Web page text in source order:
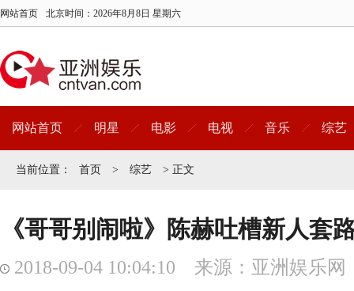
网站首页 北京时间： 2026年8月8日 星期六
网站首页 明星 电影 电视 音乐 综艺
当前位置： 首页 > 综艺 > 正文
《哥哥别闹啦》陈赫吐槽新人套
2018-09-04 10:04:10 来源：亚洲娱乐网